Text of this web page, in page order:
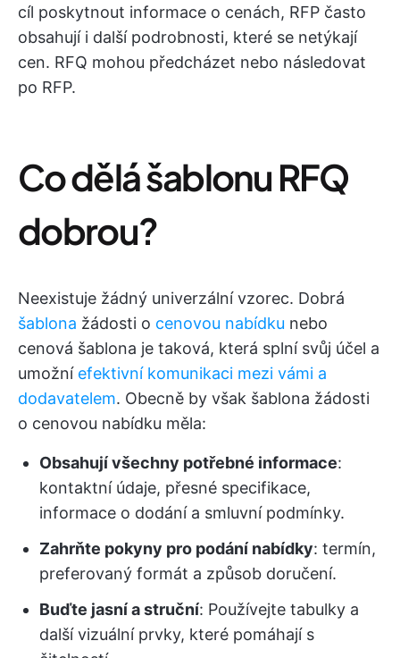
cíl poskytnout informace o cenách, RFP často
obsahují i další podrobnosti, které se netýkají
cen. RFQ mohou předcházet nebo následovat
po RFP.
Co dělá šablonu RFQ
dobrou?
Neexistuje žádný univerzální vzorec. Dobrá
šablona žádosti o cenovou nabídku nebo
cenová šablona je taková, která splní svůj účel a
umožní efektivní komunikaci mezi vámi a
dodavatelem. Obecně by však šablona žádosti
o cenovou nabídku měla:
Obsahují všechny potřebné informace:
kontaktní údaje, přesné specifikace,
informace o dodání a smluvní podmínky.
Zahrňte pokyny pro podání nabídky: termín,
preferovaný formát a způsob doručení.
Buďte jasní a struční: Používejte tabulky a
další vizuální prvky, které pomáhají s